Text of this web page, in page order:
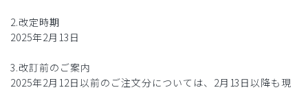
2.改定時期
2025年2月13日
3.改訂前のご案内
2025年2月12日以前のご注文分については、2月13日以降も現